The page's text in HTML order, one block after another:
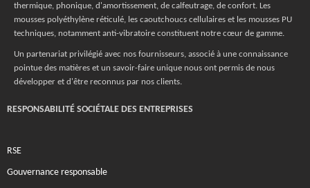
thermique, phonique, d'amortissement, de calfeutrage, de confort. Les
mousses polyéthylène réticulé, les caoutchoucs cellulaires et les mousses PU
techniques, notamment anti-vibratoire constituent notre cœur de gamme.
Un partenariat privilégié avec nos fournisseurs, associé à une connaissance
pointue des matières et un savoir-faire unique nous ont permis de nous
développer et d'être reconnus par nos clients.
RESPONSABILITÉ SOCIÉTALE DES ENTREPRISES
RSE
Gouvernance responsable